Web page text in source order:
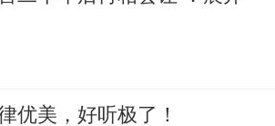
优美，好听极了！